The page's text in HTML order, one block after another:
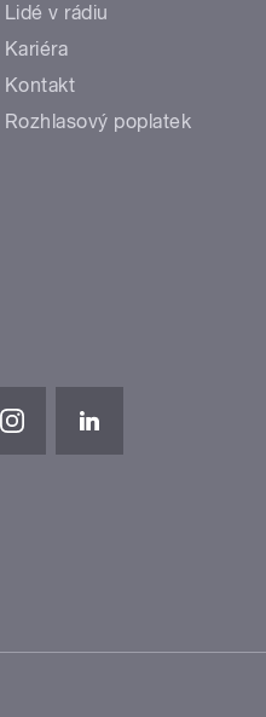
Lidé v rádiu
Kariéra
Kontakt
Rozhlasový poplatek